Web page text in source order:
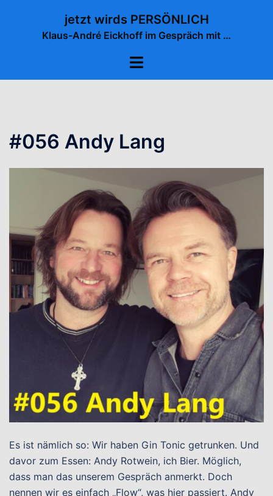
jetzt wirds PERSÖNLICH
Klaus-André Eickhoff im Gespräch mit …
Menü
#056 Andy Lang
Es ist nämlich so: Wir haben Gin Tonic getrunken. Und
davor zum Essen: Andy Rotwein, ich Bier. Möglich,
dass man das unserem Gespräch anmerkt. Doch
nennen wir es einfach „Flow“, was hier passiert. Andy